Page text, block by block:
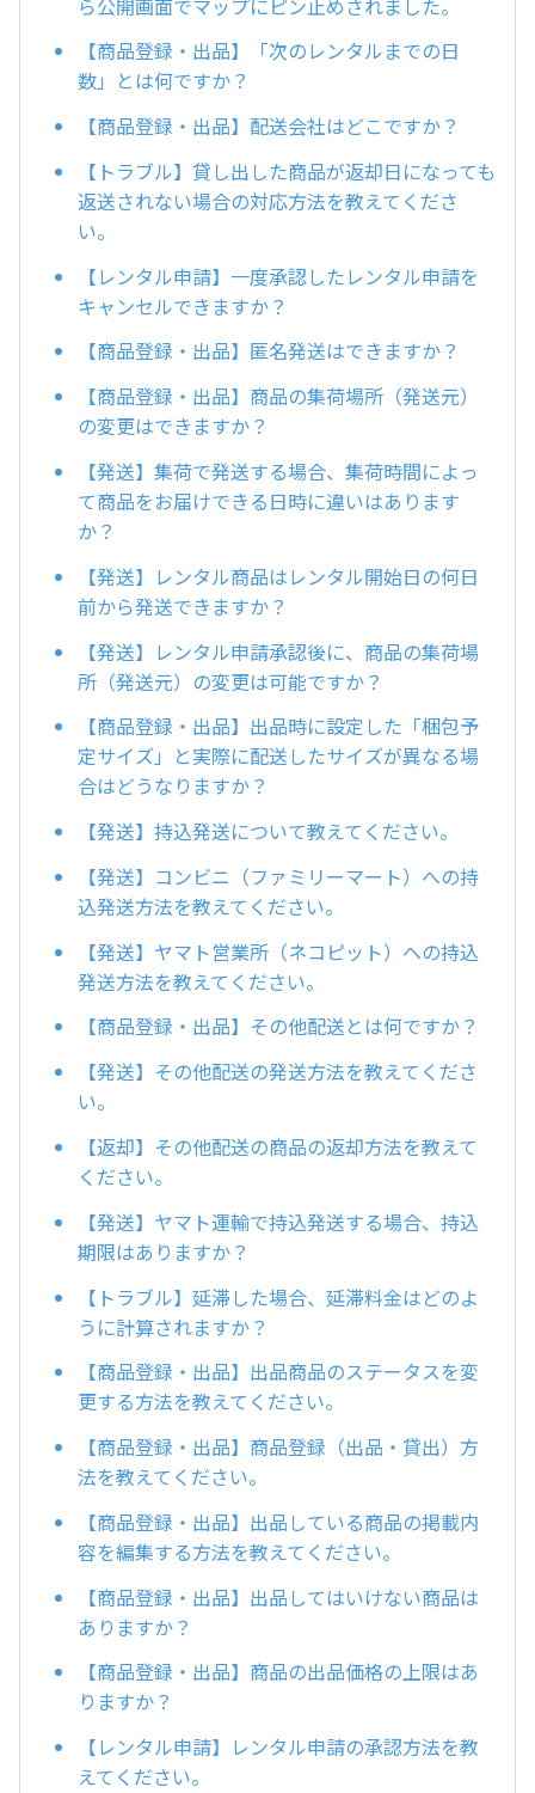
【商品登録・出品】「次のレンタルまでの日
数」とは何ですか？
【商品登録・出品】配送会社はどこですか？
【トラブル】貸し出した商品が返却日になっても
返送されない場合の対応方法を教えてくださ
い。
【レンタル申請】一度承認したレンタル申請を
キャンセルできますか？
【商品登録・出品】匿名発送はできますか？
【商品登録・出品】商品の集荷場所（発送元）
の変更はできますか？
【発送】集荷で発送する場合、集荷時間によっ
て商品をお届けできる日時に違いはあります
か？
【発送】レンタル商品はレンタル開始日の何日
前から発送できますか？
【発送】レンタル申請承認後に、商品の集荷場
所（発送元）の変更は可能ですか？
【商品登録・出品】出品時に設定した「梱包予
定サイズ」と実際に配送したサイズが異なる場
合はどうなりますか？
【発送】持込発送について教えてください。
【発送】コンビニ（ファミリーマート）への持
込発送方法を教えてください。
【発送】ヤマト営業所（ネコピット）への持込
発送方法を教えてください。
【商品登録・出品】その他配送とは何ですか？
【発送】その他配送の発送方法を教えてくださ
い。
【返却】その他配送の商品の返却方法を教えて
ください。
【発送】ヤマト運輸で持込発送する場合、持込
期限はありますか？
【トラブル】延滞した場合、延滞料金はどのよ
うに計算されますか？
【商品登録・出品】出品商品のステータスを変
更する方法を教えてください。
【商品登録・出品】商品登録（出品・貸出）方
法を教えてください。
【商品登録・出品】出品している商品の掲載内
容を編集する方法を教えてください。
【商品登録・出品】出品してはいけない商品は
ありますか？
【商品登録・出品】商品の出品価格の上限はあ
りますか？
【レンタル申請】レンタル申請の承認方法を教
えてください。